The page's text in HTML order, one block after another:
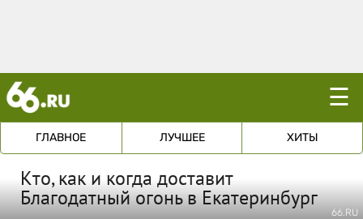
☰
ГЛАВНОЕ ЛУЧШЕЕ ХИТЫ
Кто, как и когда доставит
Благодатный огонь в Екатеринбург
66.RU